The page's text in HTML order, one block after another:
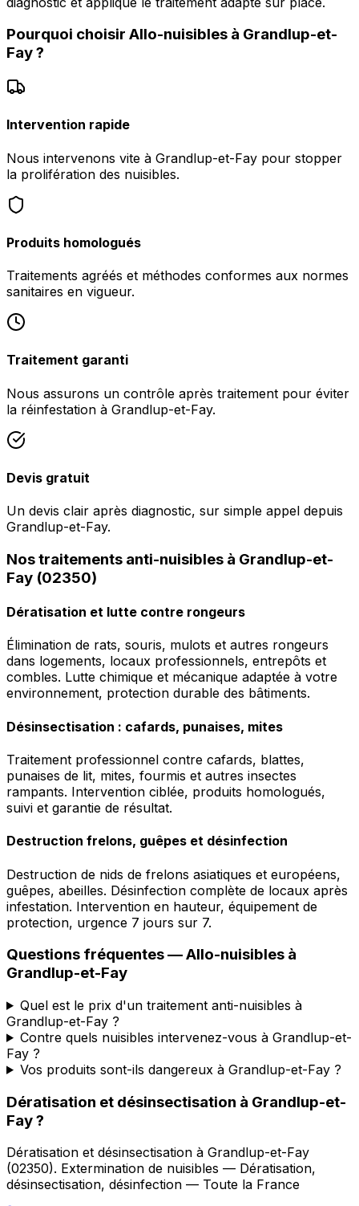
Pourquoi choisir Allo-nuisibles à Grandlup-et-
Fay?
Intervention rapide
Nous intervenons vite à Grandlup-et-Fay pour stopper
la prolifération des nuisibles.
Produits homologués
Traitements agréés et méthodes conformes aux normes
sanitaires en vigueur.
Traitement garanti
Nous assurons un contrôle après traitement pour éviter
la réinfestation à Grandlup-et-Fay.
Devis gratuit
Un devis clair après diagnostic, sur simple appel depuis
Grandlup-et-Fay.
Nos traitements anti-nuisibles à Grandlup-et-
Fay (02350)
Dératisation et lutte contre rongeurs
Élimination de rats, souris, mulots et autres rongeurs
dans logements, locaux professionnels, entrepôts et
combles. Lutte chimique et mécanique adaptée à votre
environnement, protection durable des bâtiments.
Désinsectisation : cafards, punaises, mites
Traitement professionnel contre cafards, blattes,
punaises de lit, mites, fourmis et autres insectes
rampants. Intervention ciblée, produits homologués,
suivi et garantie de résultat.
Destruction frelons, guêpes et désinfection
Destruction de nids de frelons asiatiques et européens,
guêpes, abeilles. Désinfection complète de locaux après
infestation. Intervention en hauteur, équipement de
protection, urgence 7 jours sur 7.
Questions fréquentes —Allo-nuisibles à
Grandlup-et-Fay
Quel est le prix d'un traitement anti-nuisibles à
Grandlup-et-Fay ?
Contre quels nuisibles intervenez-vous à Grandlup-et-
Fay ?
Vos produits sont-ils dangereux à Grandlup-et-Fay ?
Dératisation et désinsectisation à Grandlup-et-
Fay?
Dératisation et désinsectisation à Grandlup-et-Fay
(02350). Extermination de nuisibles — Dératisation,
désinsectisation, désinfection — Toute la France